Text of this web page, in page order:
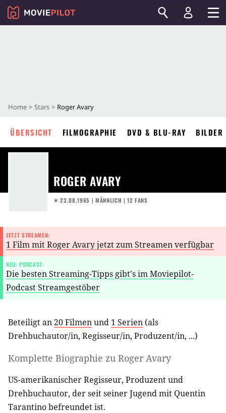
Home Stars Roger Avary
ÜBERSICHT FILMOGRAPHIE DVD & BLU-RAY BILDER
ROGER AVARY
✶ 23.08.1965 | MÄNNLICH | 12 FANS
JETZT STREAMEN:
1 Film mit Roger Avary jetzt zum Streamen verfügbar
NEU: PODCAST:
Die besten Streaming-Tipps gibt's im Moviepilot-
Podcast Streamgestöber
Beteiligt an20 Filmenund 1 Serien (als
Drehbuchautor/in, Regisseur/in, Produzent/in, ...)
Komplette Biographie zu Roger Avary
US-amerikanischer Regisseur, Produzent und
Drehbuchautor, der seit seiner Jugend mit Quentin
Tarantino befreundet ist.